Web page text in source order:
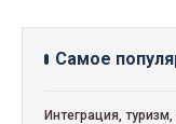
Самое
Интеграция,